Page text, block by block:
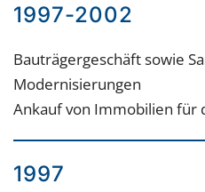
1997-2002
Bauträgergeschäft sowie
Modernisierungen
Ankauf von Immobilien für
1997